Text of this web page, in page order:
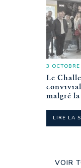
3
Le
malgré
LIRE LA
VOIR